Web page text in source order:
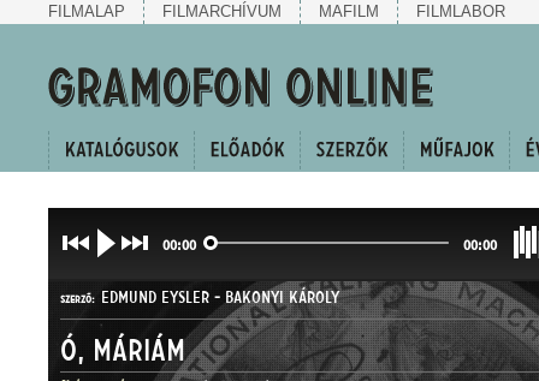
FILMALAP FILMARCHÍVUM MAFILM FILMLABOR
00:00 00:00
SZERZŐ: EDMUND EYSLER - BAKONYI KÁROLY
Ó, Máriám